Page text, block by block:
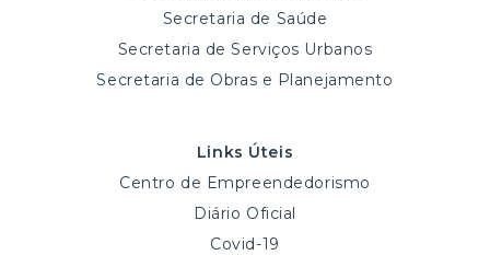
Secretaria de Saúde
Secretaria de Serviços Urbanos
Secretaria de Obras e Planejamento
Links Úteis
Centro de Empreendedorismo
Diário Oficial
Covid-19